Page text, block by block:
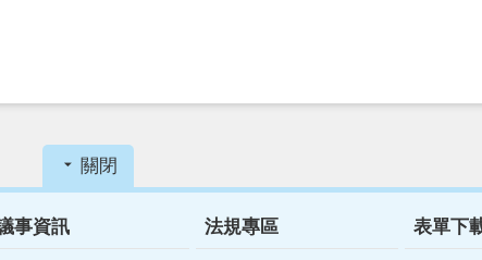
關閉
事資訊 法規專區 表單下